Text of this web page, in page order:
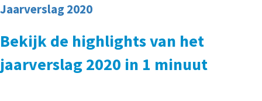
Jaarverslag 2020
Bekijk de highlights van het
jaarverslag 2020 in 1 minuut